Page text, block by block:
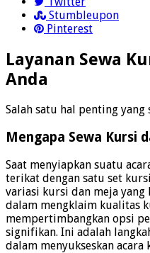
Stumbleupon
Pinterest
Layanan Sewa
Anda
Salah satu hal penting
Mengapa Sewa Kursi
Saat menyiapkan suatu
terikat dengan satu set
variasi kursi dan meja yang
dalam mengklaim kualitas
mempertimbangkan opsi
signifikan. Ini adalah
dalam menyukseskan acara